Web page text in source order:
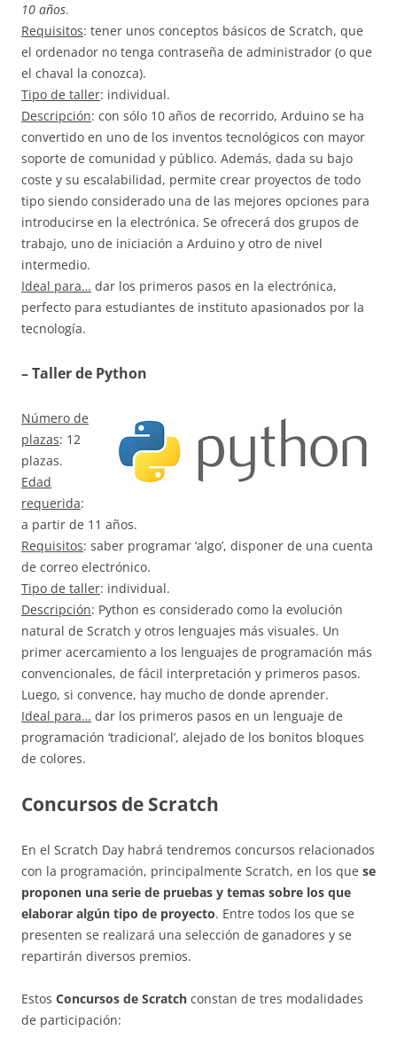
10 años.
Requisitos: tener unos conceptos básicos de Scratch, que
el ordenador no tenga contraseña de administrador (o que
el chaval la conozca).
Tipo de taller: individual.
Descripción: con sólo 10 años de recorrido, Arduino se ha
convertido en uno de los inventos tecnológicos con mayor
soporte de comunidad y público. Además, dada su bajo
coste y su escalabilidad, permite crear proyectos de todo
tipo siendo considerado una de las mejores opciones para
introducirse en la electrónica. Se ofrecerá dos grupos de
trabajo, uno de iniciación a Arduino y otro de nivel
intermedio.
Ideal para… dar los primeros pasos en la electrónica,
perfecto para estudiantes de instituto apasionados por la
tecnología.
– Taller de Python
Número de
plazas: 12
plazas.
Edad
requerida:
a partir de 11 años.
Requisitos: saber programar ‘algo’, disponer de una cuenta
de correo electrónico.
Tipo de taller: individual.
Descripción: Python es considerado como la evolución
natural de Scratch y otros lenguajes más visuales. Un
primer acercamiento a los lenguajes de programación más
convencionales, de fácil interpretación y primeros pasos.
Luego, si convence, hay mucho de donde aprender.
Ideal para… dar los primeros pasos en un lenguaje de
programación ‘tradicional’, alejado de los bonitos bloques
de colores.
Concursos de Scratch
En el Scratch Day habrá tendremos concursos relacionados
con la programación, principalmente Scratch, en los que se
proponen una serie de pruebas y temas sobre los que
elaborar algún tipo de proyecto. Entre todos los que se
presenten se realizará una selección de ganadores y se
repartirán diversos premios.
Estos Concursos de Scratch constan de tres modalidades
de participación: